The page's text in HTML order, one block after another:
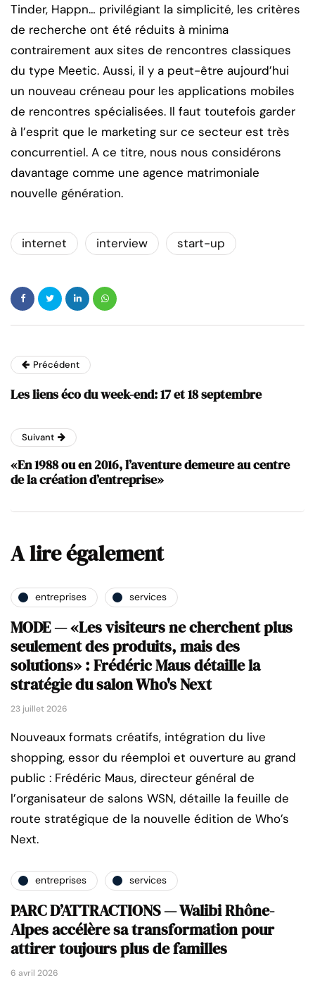
Tinder, Happn… privilégiant la simplicité, les critères
de recherche ont été réduits à minima
contrairement aux sites de rencontres classiques
du type Meetic. Aussi, il y a peut-être aujourd’hui
un nouveau créneau pour les applications mobiles
de rencontres spécialisées. Il faut toutefois garder
à l’esprit que le marketing sur ce secteur est très
concurrentiel. A ce titre, nous nous considérons
davantage comme une agence matrimoniale
nouvelle génération.
internet interview start-up
Précédent
Les liens éco du week-end: 17 et 18 septembre
Suivant
«En 1988 ou en 2016, l’aventure demeure au centre
de la création d’entreprise»
A lire également
entreprises services
MODE — «Les visiteurs ne cherchent plus
seulement des produits, mais des
solutions» : Frédéric Maus détaille la
stratégie du salon Who's Next
23 juillet 2026
Nouveaux formats créatifs, intégration du live
shopping, essor du réemploi et ouverture au grand
public : Frédéric Maus, directeur général de
l’organisateur de salons WSN, détaille la feuille de
route stratégique de la nouvelle édition de Who’s
Next.
entreprises services
PARC D’ATTRACTIONS — Walibi Rhône-
Alpes accélère sa transformation pour
attirer toujours plus de familles
6 avril 2026